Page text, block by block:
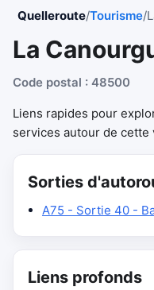
Quelleroute/Tourisme/
La
Code postal : 48500
Liens rapides pour
services autour de cette
Sorties
A75 - Sortie 40 -
Liens profonds